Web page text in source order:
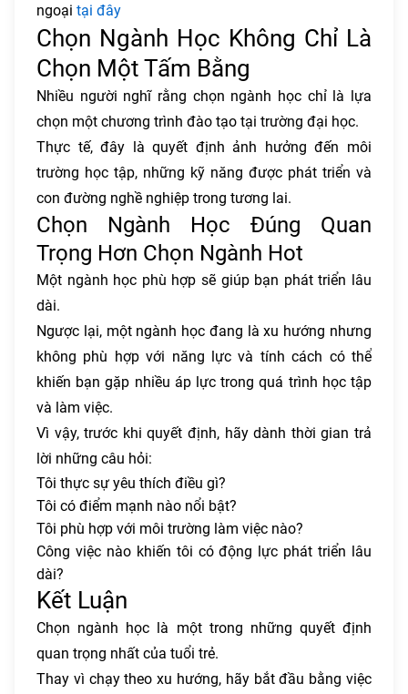
ngoại tại đây
Chọn Ngành Học Không Chỉ Là
Chọn Một Tấm Bằng
Nhiều người nghĩ rằng chọn ngành học chỉ là lựa
chọn một chương trình đào tạo tại trường đại học.
Thực tế, đây là quyết định ảnh hưởng đến môi
trường học tập, những kỹ năng được phát triển và
con đường nghề nghiệp trong tương lai.
Chọn Ngành Học Đúng Quan
Trọng Hơn Chọn Ngành Hot
Một ngành học phù hợp sẽ giúp bạn phát triển lâu
dài.
Ngược lại, một ngành học đang là xu hướng nhưng
không phù hợp với năng lực và tính cách có thể
khiến bạn gặp nhiều áp lực trong quá trình học tập
và làm việc.
Vì vậy, trước khi quyết định, hãy dành thời gian trả
lời những câu hỏi:
Tôi thực sự yêu thích điều gì?
Tôi có điểm mạnh nào nổi bật?
Tôi phù hợp với môi trường làm việc nào?
Công việc nào khiến tôi có động lực phát triển lâu
dài?
Kết Luận
Chọn ngành học là một trong những quyết định
quan trọng nhất của tuổi trẻ.
Thay vì chạy theo xu hướng, hãy bắt đầu bằng việc